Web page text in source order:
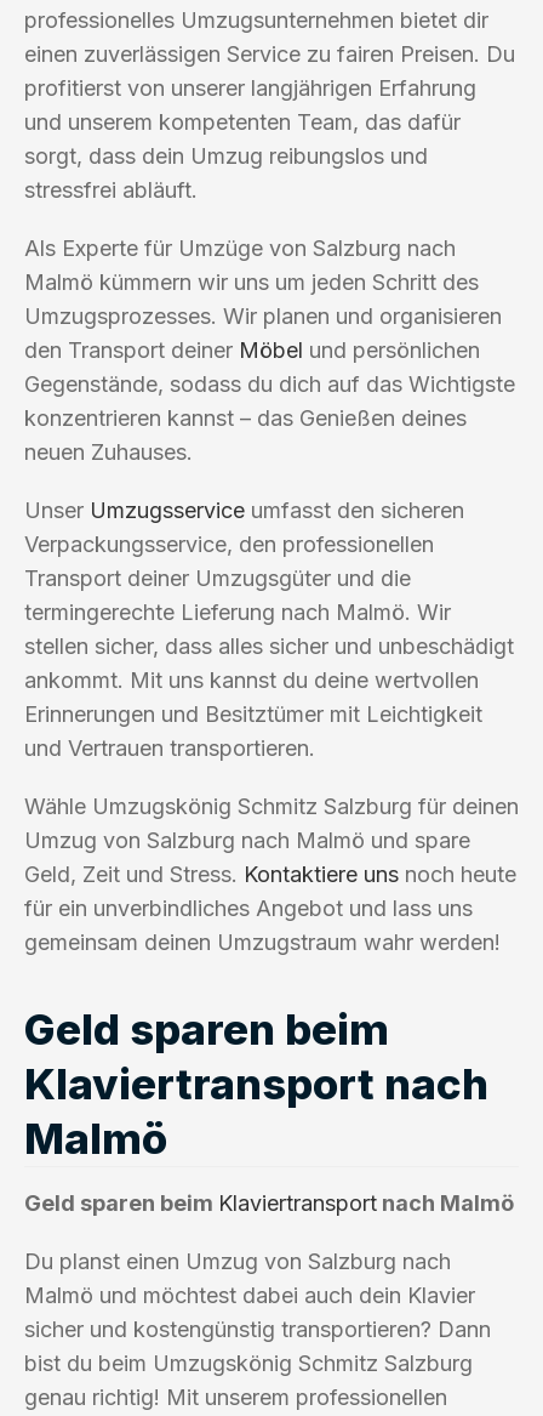
professionelles Umzugsunternehmen bietet dir
einen zuverlässigen Service zu fairen Preisen. Du
profitierst von unserer langjährigen Erfahrung
und unserem kompetenten Team, das dafür
sorgt, dass dein Umzug reibungslos und
stressfrei abläuft.
Als Experte für Umzüge von Salzburg nach
Malmö kümmern wir uns um jeden Schritt des
Umzugsprozesses. Wir planen und organisieren
den Transport deiner Möbel und persönlichen
Gegenstände, sodass du dich auf das Wichtigste
konzentrieren kannst – das Genießen deines
neuen Zuhauses.
Unser Umzugsservice umfasst den sicheren
Verpackungsservice, den professionellen
Transport deiner Umzugsgüter und die
termingerechte Lieferung nach Malmö. Wir
stellen sicher, dass alles sicher und unbeschädigt
ankommt. Mit uns kannst du deine wertvollen
Erinnerungen und Besitztümer mit Leichtigkeit
und Vertrauen transportieren.
Wähle Umzugskönig Schmitz Salzburg für deinen
Umzug von Salzburg nach Malmö und spare
Geld, Zeit und Stress. Kontaktiere uns noch heute
für ein unverbindliches Angebot und lass uns
gemeinsam deinen Umzugstraum wahr werden!
Geld sparen beim
Klaviertransport nach
Malmö
Geld sparen beim Klaviertransport nach Malmö
Du planst einen Umzug von Salzburg nach
Malmö und möchtest dabei auch dein Klavier
sicher und kostengünstig transportieren? Dann
bist du beim Umzugskönig Schmitz Salzburg
genau richtig! Mit unserem professionellen